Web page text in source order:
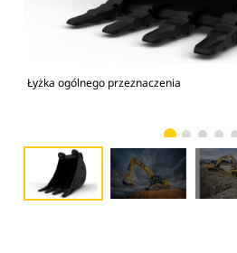
Łyżka ogólnego przeznaczenia